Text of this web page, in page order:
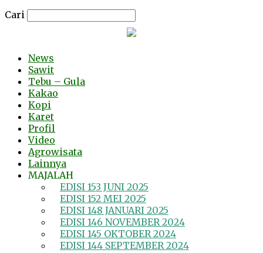
Cari
News
Sawit
Tebu – Gula
Kakao
Kopi
Karet
Profil
Video
Agrowisata
Lainnya
MAJALAH
EDISI 153 JUNI 2025
EDISI 152 MEI 2025
EDISI 148 JANUARI 2025
EDISI 146 NOVEMBER 2024
EDISI 145 OKTOBER 2024
EDISI 144 SEPTEMBER 2024